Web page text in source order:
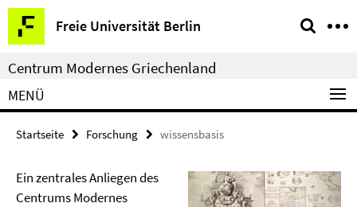
Springe
direkt
zu
Inhalt
Freie Universität Berlin
Service-
Navigation
Centrum Modernes Griechenland
MENÜ
Startseite Forschung wissensbasis
Ein zentrales Anliegen des
Centrums Modernes